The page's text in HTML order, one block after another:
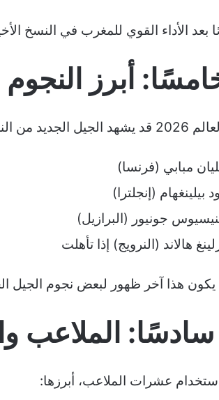
الأداء القوي للمغرب في النسخ
أبرز
من النجوم مثل:
مبابي (فرنسا)
بيلينغهام (إنجلترا)
جونيور (البرازيل)
هالاند (النرويج) إذا تأهلت
يكون هذا آخر ظهور لبعض نجوم الجيل
الملاعب
عشرات الملاعب، أبرزها: